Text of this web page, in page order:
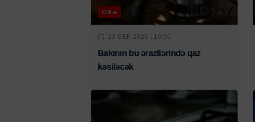
Ölkə
23 DEK 2025 | 10:00
Bakının bu ərazilərində qaz
kəsiləcək